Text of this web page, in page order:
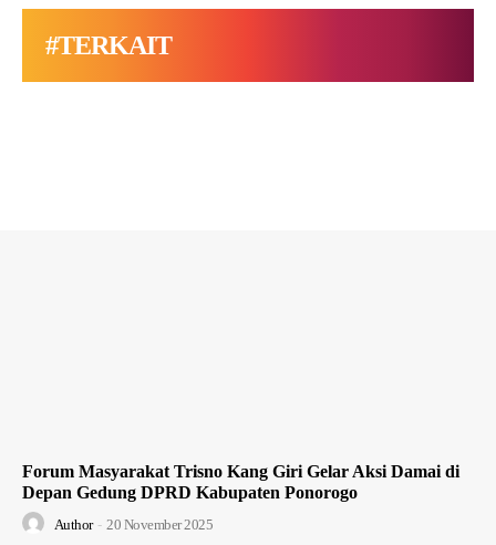
#TERKAIT
Forum Masyarakat Trisno Kang Giri Gelar Aksi Damai di
Depan Gedung DPRD Kabupaten Ponorogo
Author - 20 November 2025